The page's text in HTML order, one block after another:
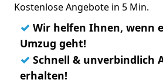
Kostenlose Angebote in 5 Min.
✓ Wir helfen Ihnen, wenn
Umzug geht!
✓ Schnell & unverbindlich
erhalten!